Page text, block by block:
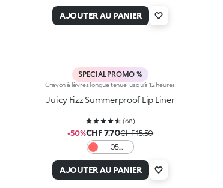
AJOUTER AU PANIER
SPECIAL PROMO %
Crayon à lèvres longue tenue jusqu’à 12 heures
Juicy Fizz Summerproof Lip Liner
(68)
-50%CHF 7.70CHF 15.50
05
Promise
AJOUTER AU PANIER